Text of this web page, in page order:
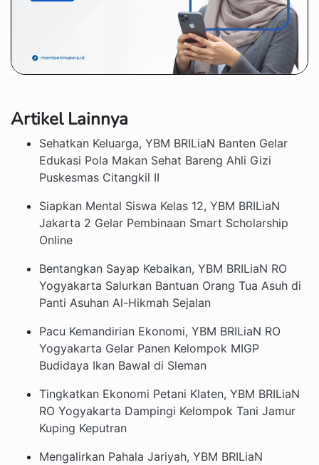
Artikel Lainnya
Sehatkan Keluarga, YBM BRILiaN Banten Gelar
Edukasi Pola Makan Sehat Bareng Ahli Gizi
Puskesmas Citangkil II
Siapkan Mental Siswa Kelas 12, YBM BRILiaN
Jakarta 2 Gelar Pembinaan Smart Scholarship
Online
Bentangkan Sayap Kebaikan, YBM BRILiaN RO
Yogyakarta Salurkan Bantuan Orang Tua Asuh di
Panti Asuhan Al-Hikmah Sejalan
Pacu Kemandirian Ekonomi, YBM BRILiaN RO
Yogyakarta Gelar Panen Kelompok MIGP
Budidaya Ikan Bawal di Sleman
Tingkatkan Ekonomi Petani Klaten, YBM BRILiaN
RO Yogyakarta Dampingi Kelompok Tani Jamur
Kuping Keputran
Mengalirkan Pahala Jariyah, YBM BRILiaN